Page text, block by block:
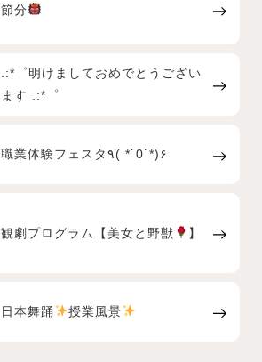
節分
.:*゜明けましておめでとうござい
ます .:*゜
職業体験フェスタ٩( *˙0˙*)۶
観劇プログラム【美女と野獣 】
日本舞踊 授業風景